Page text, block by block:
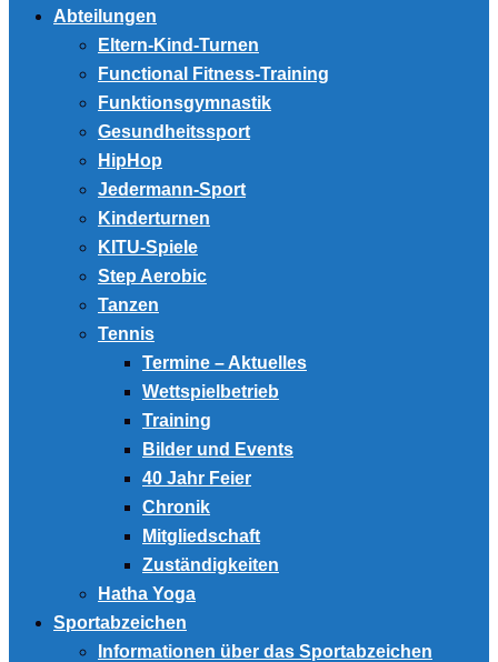
Abteilungen
Eltern-Kind-Turnen
Functional Fitness-Training
Funktionsgymnastik
Gesundheitssport
HipHop
Jedermann-Sport
Kinderturnen
KITU-Spiele
Step Aerobic
Tanzen
Tennis
Termine – Aktuelles
Wettspielbetrieb
Training
Bilder und Events
40 Jahr Feier
Chronik
Mitgliedschaft
Zuständigkeiten
Hatha Yoga
Sportabzeichen
Informationen über das Sportabzeichen